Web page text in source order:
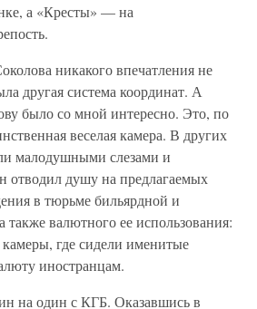
а «Кресты» — на
никакого впечатления не
другая система координат. А
было со мной интересно. Это, по
веселая камера. В других
малодушными слезами и
отводил душу на предлагаемых
в тюрьме бильярдной и
также валютного ее использования:
где сидели именитые
иностранцам.
на один с КГБ. Оказавшись в